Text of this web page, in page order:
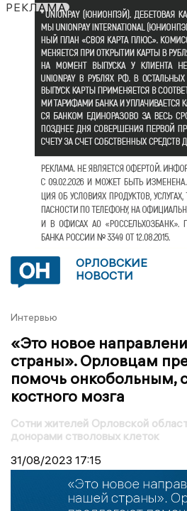
РЕКЛАМА
ОРЛОВСКИЕ
НОВОСТИ
Интервью
«Это новое
страны». Орловцам
помочь онкобольным,
костного мозга
Сотни жителей Орловской
донорами стволовых клеток
31/08/2023 17:15